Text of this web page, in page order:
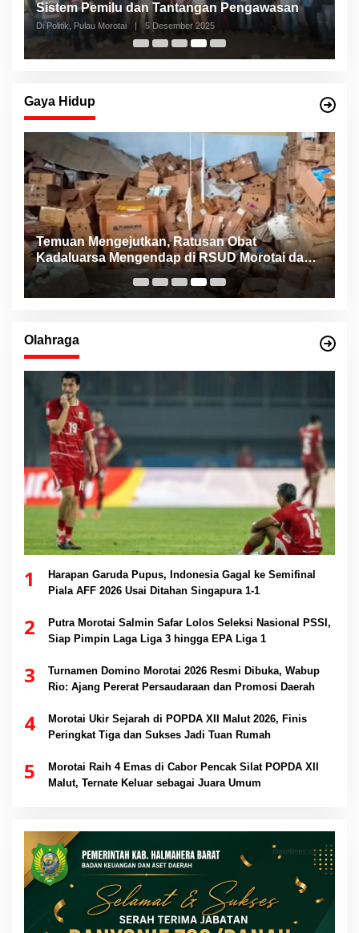
Sistem Pemilu dan Tantangan Pengawasan
Di Politik, Pulau Morotai | 5 Desember 2025
Gaya Hidup
Temuan Mengejutkan, Ratusan Obat
Kadaluarsa Mengendap di RSUD Morotai dan
Faskes sejak 2022
Olahraga
1
Harapan Garuda Pupus, Indonesia Gagal ke Semifinal
Piala AFF 2026 Usai Ditahan Singapura 1-1
2
Putra Morotai Salmin Safar Lolos Seleksi Nasional PSSI,
Siap Pimpin Laga Liga 3 hingga EPA Liga 1
3
Turnamen Domino Morotai 2026 Resmi Dibuka, Wabup
Rio: Ajang Pererat Persaudaraan dan Promosi Daerah
4
Morotai Ukir Sejarah di POPDA XII Malut 2026, Finis
Peringkat Tiga dan Sukses Jadi Tuan Rumah
5
Morotai Raih 4 Emas di Cabor Pencak Silat POPDA XII
Malut, Ternate Keluar sebagai Juara Umum